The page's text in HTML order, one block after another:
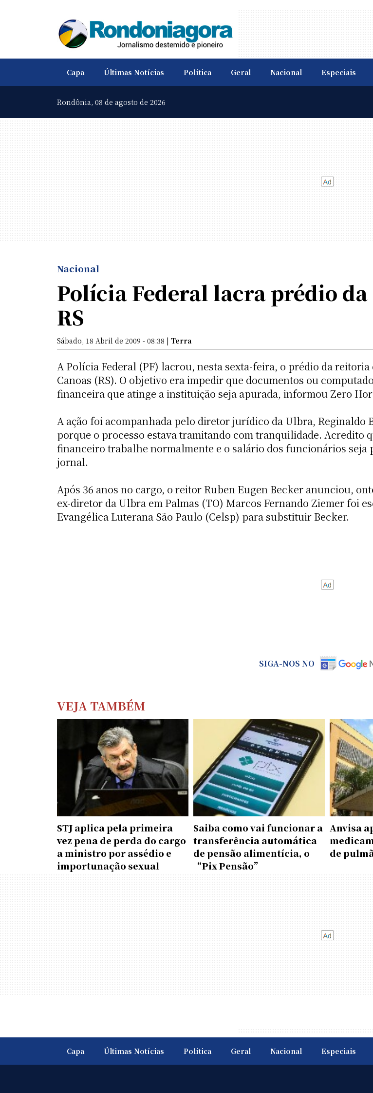
Capa Últimas Notícias Política Geral Nacional Especiais
Rondônia, 08 de agosto de 2026
Nacional
Polícia Federal lacra prédio
RS
Sábado, 18 Abril de 2009 - 08:38 | Terra
A Polícia Federal (PF) lacrou, nesta sexta-feira, o prédio da
Canoas (RS). O objetivo era impedir que documentos ou
financeira que atinge a instituição seja apurada, informou Zero
A ação foi acompanhada pelo diretor jurídico da Ulbra, Reginaldo
porque o processo estava tramitando com tranquilidade. Acredito
financeiro trabalhe normalmente e o salário dos funcionários seja
jornal.
Após 36 anos no cargo, o reitor Ruben Eugen Becker anunciou,
ex-diretor da Ulbra em Palmas (TO) Marcos Fernando Ziemer foi
Evangélica Luterana São Paulo (Celsp) para substituir Becker.
SIGA-NOS NO
VEJA TAMBÉM
STJ aplica pela primeira
vez pena de perda do cargo
a ministro por assédio e
importunação sexual
Saiba como vai funcionar a
transferência automática
de pensão alimentícia, o
“Pix Pensão”
Anvisa
de
Capa Últimas Notícias Política Geral Nacional Especiais